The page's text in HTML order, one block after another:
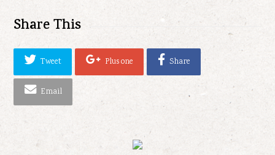
Share This
Tweet Plus one Share
Email